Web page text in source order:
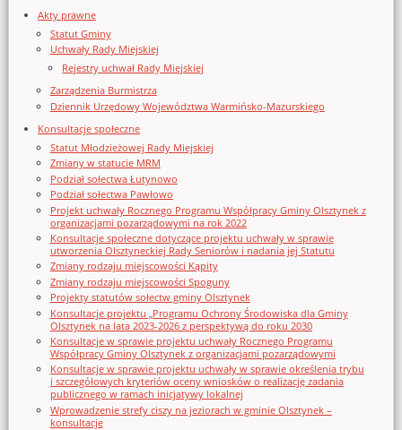
Akty prawne
Statut Gminy
Uchwały Rady Miejskiej
Rejestry uchwał Rady Miejskiej
Zarządzenia Burmistrza
Dziennik Urzędowy Województwa Warmińsko-Mazurskiego
Konsultacje społeczne
Statut Młodzieżowej Rady Miejskiej
Zmiany w statucie MRM
Podział sołectwa Łutynowo
Podział sołectwa Pawłowo
Projekt uchwały Rocznego Programu Współpracy Gminy Olsztynek z
organizacjami pozarządowymi na rok 2022
Konsultacje społeczne dotyczące projektu uchwały w sprawie
utworzenia Olsztyneckiej Rady Seniorów i nadania jej Statutu
Zmiany rodzaju miejscowości Kąpity
Zmiany rodzaju miejscowości Spoguny
Projekty statutów sołectw gminy Olsztynek
Konsultacje projektu „Programu Ochrony Środowiska dla Gminy
Olsztynek na lata 2023-2026 z perspektywą do roku 2030
Konsultacje w sprawie projektu uchwały Rocznego Programu
Współpracy Gminy Olsztynek z organizacjami pozarządowymi
Konsultacje w sprawie projektu uchwały w sprawie określenia trybu
i szczegółowych kryteriów oceny wniosków o realizację zadania
publicznego w ramach inicjatywy lokalnej
Wprowadzenie strefy ciszy na jeziorach w gminie Olsztynek –
konsultacje